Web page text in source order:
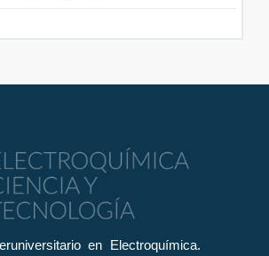
en Electroquímica.